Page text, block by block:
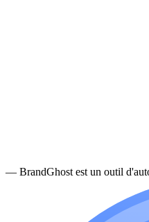
— BrandGhost est un outil